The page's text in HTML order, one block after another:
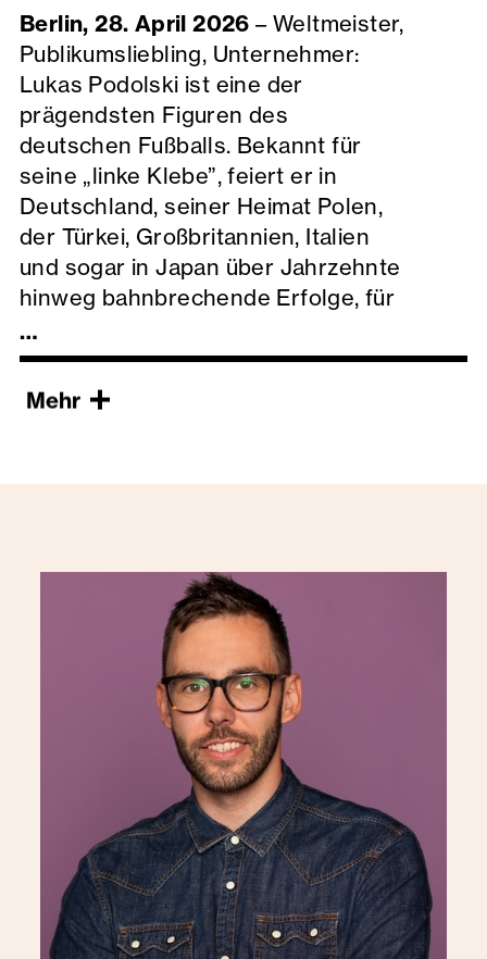
Berlin, 28. April 2026 – Weltmeister,
Publikumsliebling, Unternehmer:
Lukas Podolski ist eine der
prägendsten Figuren des
deutschen Fußballs. Bekannt für
seine „linke Klebe”, feiert er in
Deutschland, seiner Heimat Polen,
der Türkei, Großbritannien, Italien
und sogar in Japan über Jahrzehnte
hinweg bahnbrechende Erfolge, für
die ihn seine Fans lieben.
DochPOLDI, eine Produktion von
btf und Signature Studios, ist mehr
die großen Highlight-Momente und
persönlichen und intimen Einblick
hinter die Kulissen: Sie beleuchtet
den Menschen hinter dem Namen,
sein engstes Umfeld und seinen
ungewöhnlichen Lebensweg.
Im Zentrum stehen seine Wurzeln
und das faszinierende
Spannungsfeld zwischen der
internationalen Fußballwelt, dem
Erfolg als Geschäftsmann und
seiner Bodenständigkeit, die er sich
stets bewahrt hat. Erste Bilder
geben nun einen Eindruck von
…
Weniger
Mehr